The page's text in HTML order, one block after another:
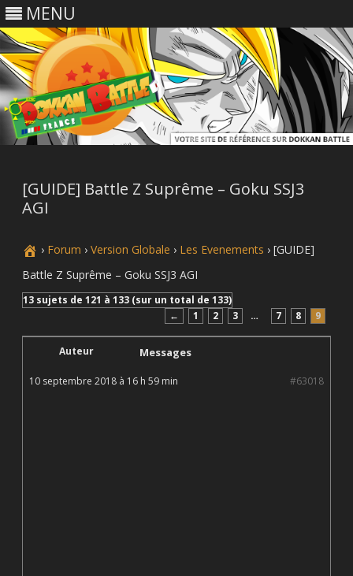
MENU
[GUIDE] Battle Z Suprême – Goku SSJ3
AGI
› Forum › Version Globale › Les Evenements › [GUIDE]
Battle Z Suprême – Goku SSJ3 AGI
13 sujets de 121 à 133 (sur un total de 133)
←
1 2 3 … 7 8 9
Auteur Messages
10 septembre 2018 à 16 h 59 min #63018